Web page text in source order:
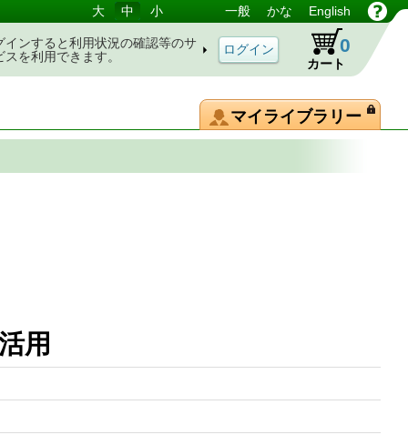
大 中 小 一般 かな English
インすると利用状況の確認等のサ
スを利用できます。
カート
0
マイライブラリー
活用